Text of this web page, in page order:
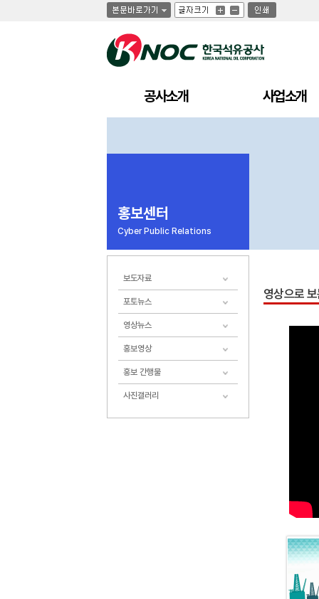
글
자
기
글
자
기
크
글
자
기
작
인
쇄
공사소개 사업소개
홍보센터
Cyber Public Relations
보도자료
포토뉴스
영상뉴스
홍보영상
홍보 간행물
사진갤러리
영상으로